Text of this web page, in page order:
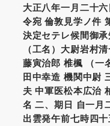
大正八年一月二十
令宛 倫敦見学ノ件
決定セテレ候間御
（工名）大尉岩村
藤寅治郎 椎楓 （一
田中幸造 機関中尉
夫 中軍医松本広治
名 二、期日 自一月
出雲発午前七時四